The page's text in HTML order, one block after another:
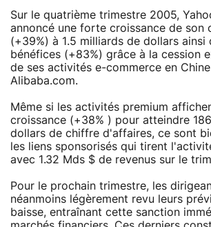
Sur le quatrième trimestre 2005,
annoncé une forte croissance de son
(+39%) à 1.5 milliards de dollars ainsi
bénéfices (+83%) grâce à la cession
de ses activités e-commerce en
Alibaba.com.
Même si les activités premium
croissance (+38% ) pour atteindre
dollars de chiffre d'affaires, ce sont
les liens sponsorisés qui tirent
avec 1.32 Mds $ de revenus sur le
Pour le prochain trimestre, les
néanmoins légèrement revu leurs
baisse, entraînant cette sanction